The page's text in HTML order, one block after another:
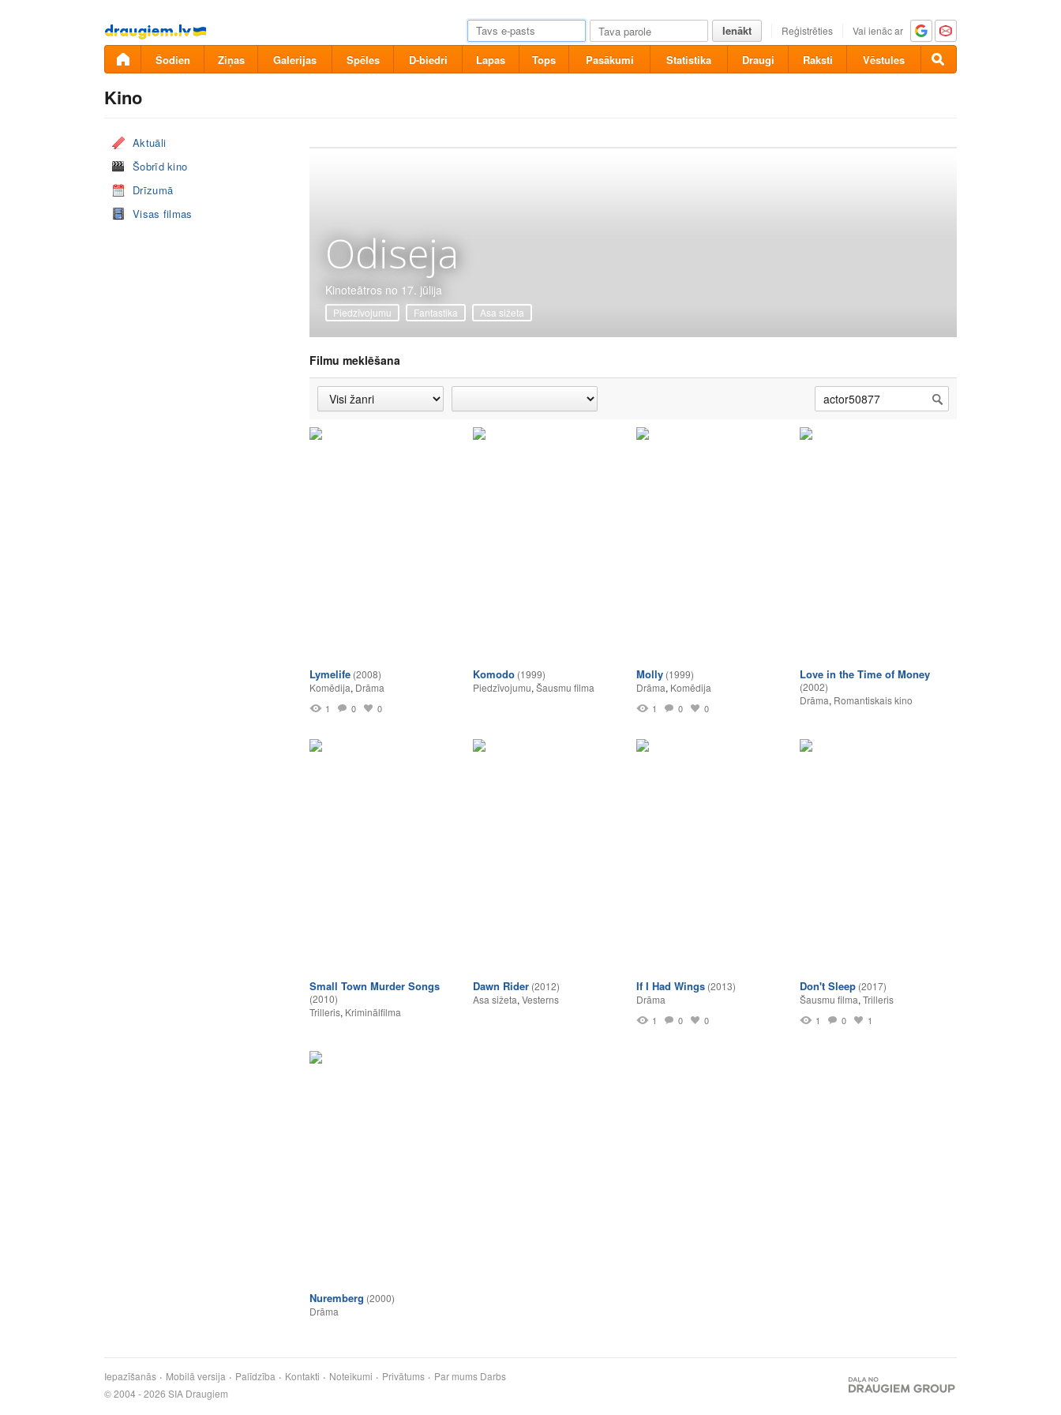
Pāriet
uz
saturu
Ienākt Reģistrēties Vai ienāc ar
Šodien Ziņas Galerijas Spēles D-biedri Lapas Tops Pasākumi Statistika Draugi Raksti Vēstules
Kino
Aktuāli
Šobrīd kino
Drīzumā
Visas filmas
Odiseja
Kinoteātros no 17. jūlija
Piedzīvojumu Fantastika Asa sižeta
Filmu meklēšana
Lymelife (2008)
Komēdija, Drāma
1 0 0
Komodo (1999)
Piedzīvojumu, Šausmu filma
Molly (1999)
Drāma, Komēdija
1 0 0
Love in the Time of Money
(2002)
Drāma, Romantiskais kino
Small Town Murder Songs
(2010)
Trilleris, Kriminālfilma
Dawn Rider (2012)
Asa sižeta, Vesterns
If I Had Wings (2013)
Drāma
1 0 0
Don't Sleep (2017)
Šausmu filma, Trilleris
1 0 1
Nuremberg (2000)
Drāma
Iepazīšanās Mobilā versija Palīdzība Kontakti Noteikumi Privātums Par mums Darbs
© 2004 - 2026 SIA Draugiem